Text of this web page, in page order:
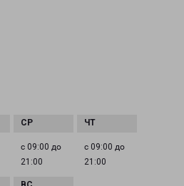
с 09:00 до
21:00
с 09:00 до
21:00